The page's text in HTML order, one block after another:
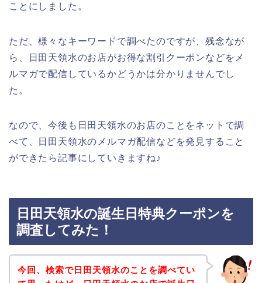
ことにしました。
ただ、様々なキーワードで調べたのですが、残念なが
ら、日田天領水のお店がお得な割引クーポンなどをメ
ルマガで配信しているかどうかは分かりませんでし
た。
なので、今後も日田天領水のお店のことをネットで調
べて、日田天領水のメルマガ配信などを発見すること
ができたら記事にしていきますね♪
日田天領水の誕生日特典クーポンを
調査してみた！
今回、検索で日田天領水のことを調べてい